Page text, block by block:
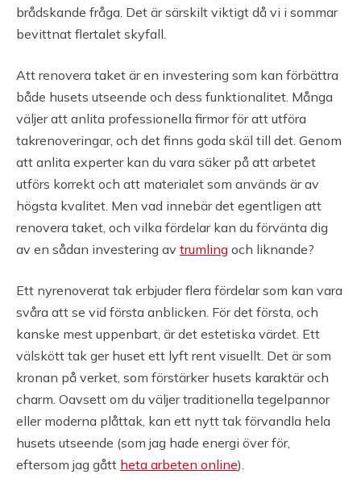
brådskande fråga. Det är särskilt viktigt då vi i sommar
bevittnat flertalet skyfall.
Att renovera taket är en investering som kan förbättra
både husets utseende och dess funktionalitet. Många
väljer att anlita professionella firmor för att utföra
takrenoveringar, och det finns goda skäl till det. Genom
att anlita experter kan du vara säker på att arbetet
utförs korrekt och att materialet som används är av
högsta kvalitet. Men vad innebär det egentligen att
renovera taket, och vilka fördelar kan du förvänta dig
av en sådan investering av trumling och liknande?
Ett nyrenoverat tak erbjuder flera fördelar som kan vara
svåra att se vid första anblicken. För det första, och
kanske mest uppenbart, är det estetiska värdet. Ett
välskött tak ger huset ett lyft rent visuellt. Det är som
kronan på verket, som förstärker husets karaktär och
charm. Oavsett om du väljer traditionella tegelpannor
eller moderna plåttak, kan ett nytt tak förvandla hela
husets utseende (som jag hade energi över för,
eftersom jag gått heta arbeten online).